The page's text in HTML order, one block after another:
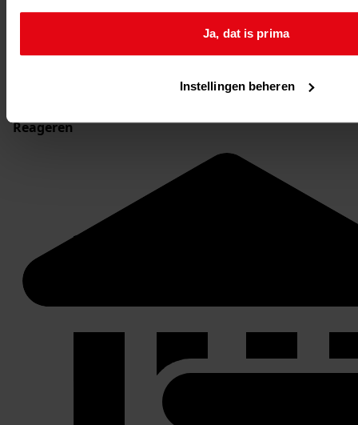
Ja, dat is prima
Instellingen beheren
Reserveren:
online reserveren via de
website van het WFA.
Op de aangegeven reserveringsdatum liggen de
Reageren